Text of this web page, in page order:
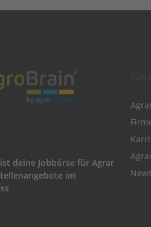
deine Jobbörse für Agrar
im